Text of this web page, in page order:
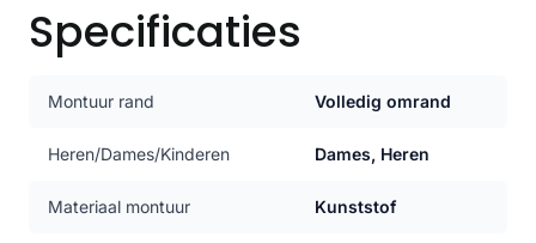
Specificaties
Montuur rand Volledig omrand
Heren/Dames/Kinderen Dames, Heren
Materiaal montuur Kunststof